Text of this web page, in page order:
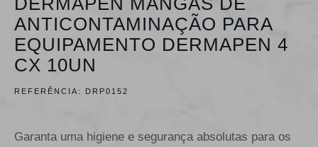
ANTICONTAMINAÇÃO PARA
EQUIPAMENTO DERMAPEN 4
CX 10UN
REFERÊNCIA: DRP0152
Garanta uma higiene e segurança absolutas para os